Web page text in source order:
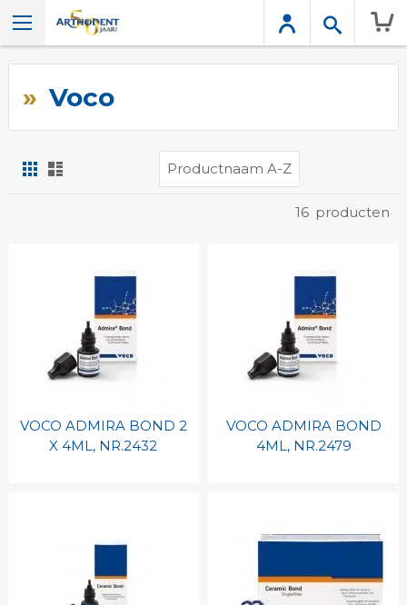
Voco
Foto-
tabel
16 producten
VOCO ADMIRA BOND 2
X 4ML, NR.2432
VOCO ADMIRA BOND
4ML, NR.2479